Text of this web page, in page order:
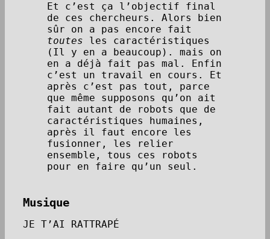
Et c’est ça l’objectif final
de ces chercheurs. Alors bien
sûr on a pas encore fait
toutes les caractéristiques
(Il y en a beaucoup). mais on
en a déjà fait pas mal. Enfin
c’est un travail en cours. Et
après c’est pas tout, parce
que même supposons qu’on ait
fait autant de robots que de
caractéristiques humaines,
après il faut encore les
fusionner, les relier
ensemble, tous ces robots
pour en faire qu’un seul.
Musique
JE T’AI RATTRAPÉ